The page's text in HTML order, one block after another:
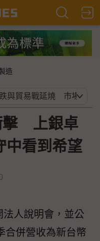
造
擊 上銀卓
中看到希望
人說明會，並公
合併營收為新台幣